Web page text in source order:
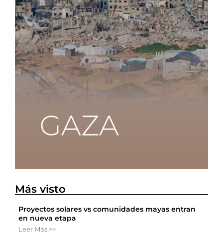
Más visto
Proyectos solares vs comunidades mayas entran
en nueva etapa
Leer Más >>